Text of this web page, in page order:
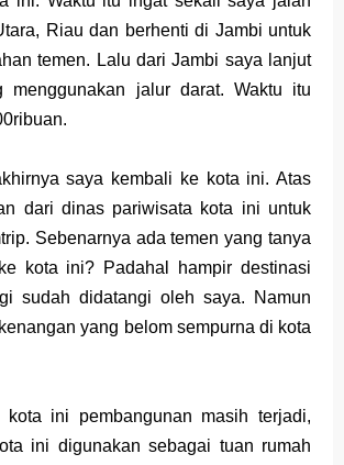
Dagang dan Investasi
Merek Dagang pada Persaingan
as a Business Asset
Trademark Protection System
Across Different Countries
mid-range rasa flagship dengan
zeiss & baterai jumbo
Review Lengkap 2026
Lengkap Amazfit Balance 2
Riau dan berhenti di Jambi untuk
temen. Lalu dari Jambi saya lanjut
menggunakan jalur darat. Waktu itu
saya kembali ke kota ini. Atas
dari dinas pariwisata kota ini untuk
Sebenarnya ada temen yang tanya
kota ini? Padahal hampir destinasi
sudah didatangi oleh saya. Namun
yang belom sempurna di kota
ini pembangunan masih terjadi,
ini digunakan sebagai tuan rumah